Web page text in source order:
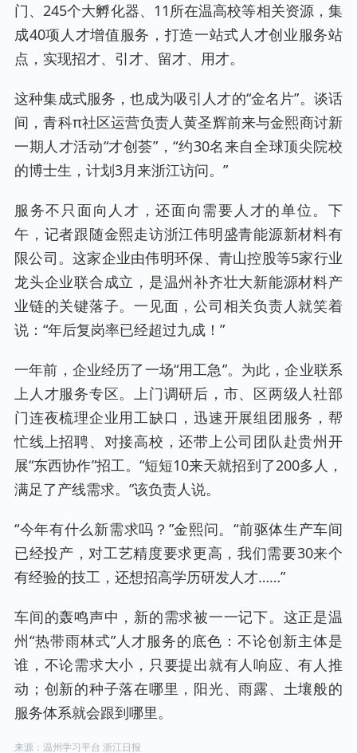
门、245个大孵化器、11所在温高校等相关资源，集
成40项人才增值服务，打造一站式人才创业服务站
点，实现招才、引才、留才、用才。
这种集成式服务，也成为吸引人才的“金名片”。谈话
间，青科π社区运营负责人黄圣辉前来与金熙商讨新
一期人才活动“才创荟”，“约30名来自全球顶尖院校
的博士生，计划3月来浙江访问。”
服务不只面向人才，还面向需要人才的单位。下
午，记者跟随金熙走访浙江伟明盛青能源新材料有
限公司。这家企业由伟明环保、青山控股等5家行业
龙头企业联合成立，是温州补齐壮大新能源材料产
业链的关键落子。一见面，公司相关负责人就笑着
说：“年后复岗率已经超过九成！”
一年前，企业经历了一场“用工急”。为此，企业联系
上人才服务专区。上门调研后，市、区两级人社部
门连夜梳理企业用工缺口，迅速开展组团服务，帮
忙线上招聘、对接高校，还带上公司团队赴贵州开
展“东西协作”招工。“短短10来天就招到了200多人，
满足了产线需求。”该负责人说。
“今年有什么新需求吗？”金熙问。“前驱体生产车间
已经投产，对工艺精度要求更高，我们需要30来个
有经验的技工，还想招高学历研发人才……”
车间的轰鸣声中，新的需求被一一记下。这正是温
州“热带雨林式”人才服务的底色：不论创新主体是
谁，不论需求大小，只要提出就有人响应、有人推
动；创新的种子落在哪里，阳光、雨露、土壤般的
服务体系就会跟到哪里。
来源：温州学习平台 浙江日报